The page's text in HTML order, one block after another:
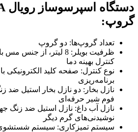
گروپ:
تعداد گروپ‌ها: دو گروپ
ظرفیت بویلر: 8 لیتر، از
کنترل بهینه دما
نوع کنترل: صفحه کلید الکترونیکی
برنامه‌ریزی
نازل بخار: دو نازل بخار استیل ضد
فوم شیر حرفه‌ای
نازل آب داغ: نازل استیل ضد زنگ
نوشیدنی‌های گرم دیگر
سیستم تمیزکاری: سیستم شستشوی